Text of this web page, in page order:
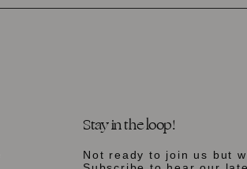
Stay in the loop!
Not ready to join us but